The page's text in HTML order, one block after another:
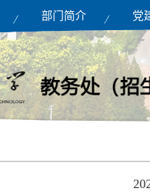
部门简介 党